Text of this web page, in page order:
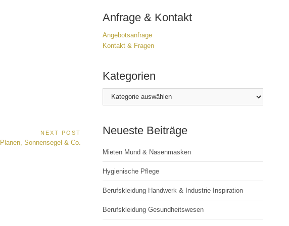
NEXT POST
Next
Planen, Sonnensegel & Co.
Anfrage & Kontakt
Angebotsanfrage
Kontakt & Fragen
Kategorien
Kategorien
Neueste Beiträge
Mieten Mund & Nasenmasken
Hygienische Pflege
Berufskleidung Handwerk & Industrie Inspiration
Berufskleidung Gesundheitswesen